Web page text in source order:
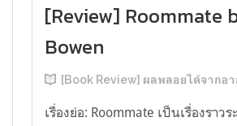
[Review] Roommate
Bowen
[Book Review] ผลพลอยได้จากอาการ book hangover หลังอ่
เรื่องย่อ: Roommate เป็นเรื่องราวร